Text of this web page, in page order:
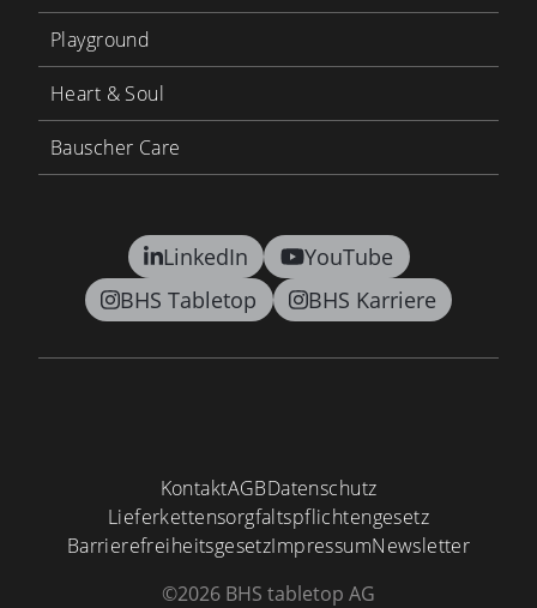
LinkedIn
YouTube
BHS Tabletop
BHS Karriere
Playground
Heart & Soul
Bauscher Care
KontaktAGBDatenschutz
Lieferkettensorgfaltspflichtengesetz
BarrierefreiheitsgesetzImpressumNewsletter
©2026 BHS tabletop AG